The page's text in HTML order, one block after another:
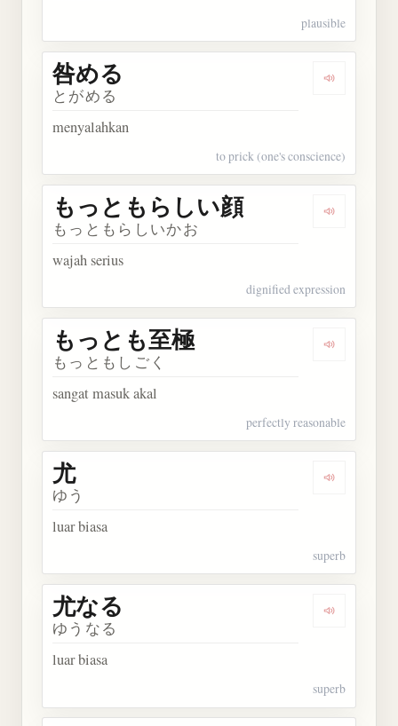
plausible
Dengarkan
咎める
とがめる
menyalahkan
to prick (one's conscience)
Dengarkan
もっともらしい顔
もっともらしいかお
wajah serius
dignified expression
Dengarkan
もっとも至極
もっともしごく
sangat masuk akal
perfectly reasonable
Dengarkan
尤
ゆう
luar biasa
superb
Dengarkan
尤なる
ゆうなる
luar biasa
superb